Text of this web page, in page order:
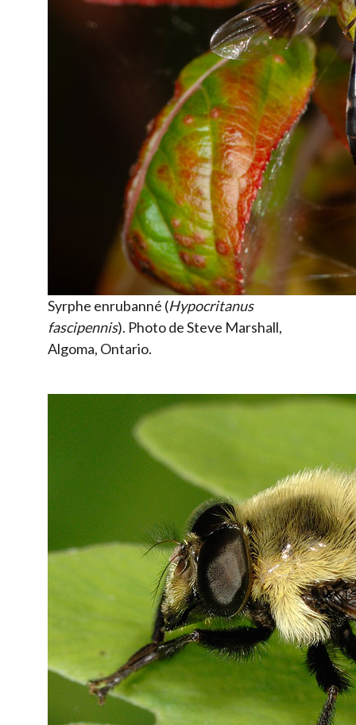
Syrphe enrubanné (Hypocritanus
fascipennis). Photo de Steve Marshall,
Algoma, Ontario.